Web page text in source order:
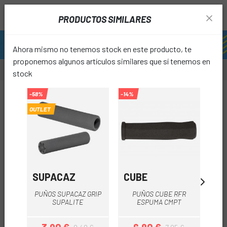
PRODUCTOS SIMILARES
Ahora mismo no tenemos stock en este producto, te
proponemos algunos artículos similares que sí tenemos en
stock
-58%
OUTLET
SUPACAZ
PUÑOS SUPACAZ GRIP
SUPALITE
-14%
CUBE
PUÑOS CUBE RFR
ESPUMA CMPT